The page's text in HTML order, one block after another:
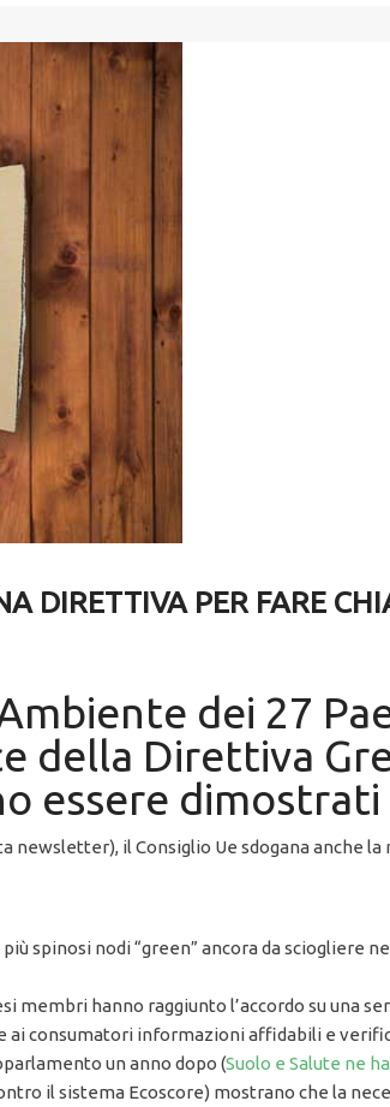
DIRETTIVA PER FARE
dei 27
della Direttiva
essere dimostrati
il Consiglio Ue sdogana anche
spinosi nodi “green” ancora da sciogliere
hanno raggiunto l’accordo su una
consumatori informazioni affidabili e
un anno dopo (Suolo e Salute ne
il sistema Ecoscore) mostrano che la